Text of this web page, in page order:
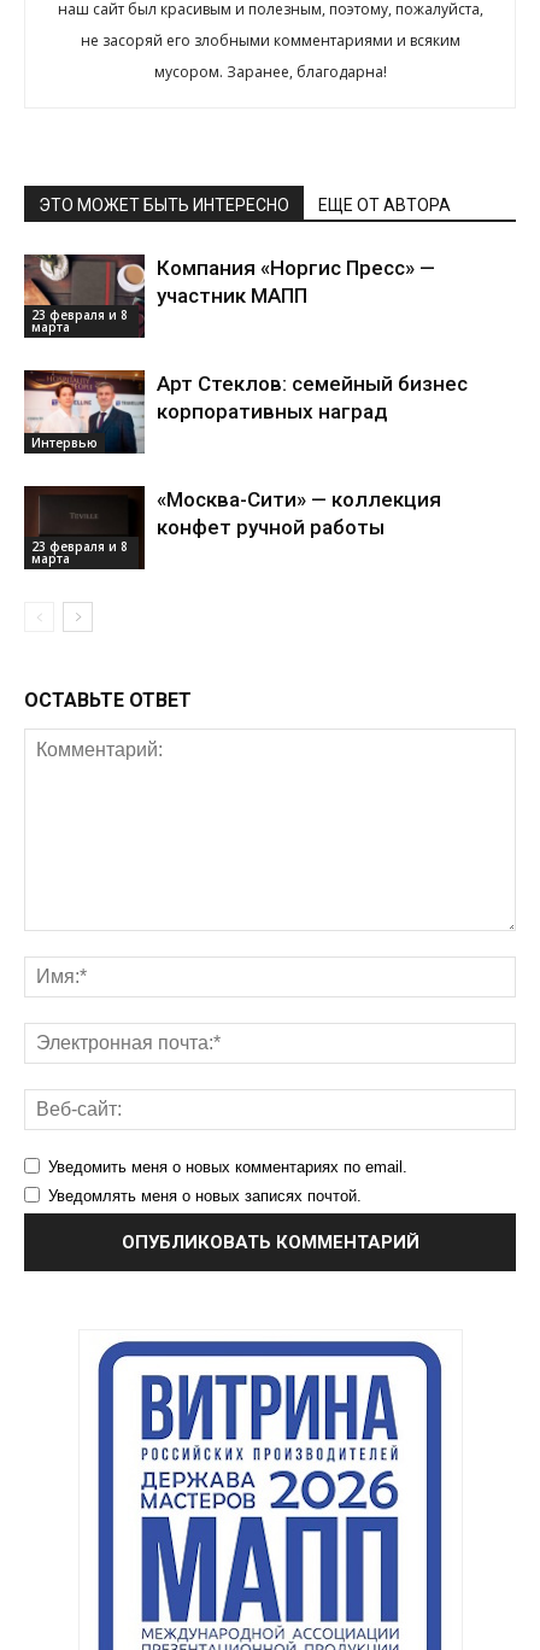
наш сайт был красивым и полезным, поэтому, пожалуйста,
не засоряй его злобными комментариями и всяким
мусором. Заранее, благодарна!
ЭТО МОЖЕТ БЫТЬ ИНТЕРЕСНО ЕЩЕ ОТ АВТОРА
23 февраля и 8
марта
Компания «Норгис Пресс» —
участник МАПП
Интервью
Арт Стеклов: семейный бизнес
корпоративных наград
23 февраля и 8
марта
«Москва-Сити» — коллекция
конфет ручной работы
ОСТАВЬТЕ ОТВЕТ
Уведомить меня о новых комментариях по email.
Уведомлять меня о новых записях почтой.